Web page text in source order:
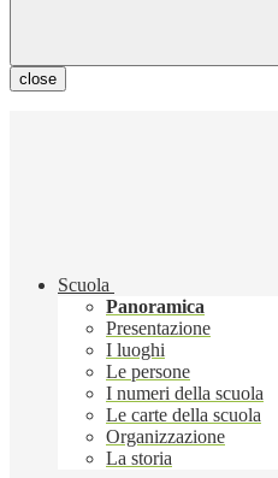
close
Scuola
Panoramica
Presentazione
I luoghi
Le persone
I numeri della scuola
Le carte della scuola
Organizzazione
La storia